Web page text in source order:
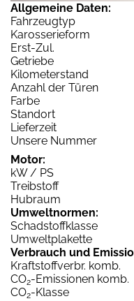
Allgemeine Daten:
Fahrzeugtyp
Karosserieform
Erst-Zul.
Getriebe
Kilometerstand
Anzahl der Türen
Farbe
Standort
Lieferzeit
Unsere Nummer
Motor:
kW / PS
Treibstoff
Hubraum
Umweltnormen:
Schadstoffklasse
Umweltplakette
Verbrauch und
Kraftstoffverbr. komb.
CO2-Emissionen komb.
CO2-Klasse